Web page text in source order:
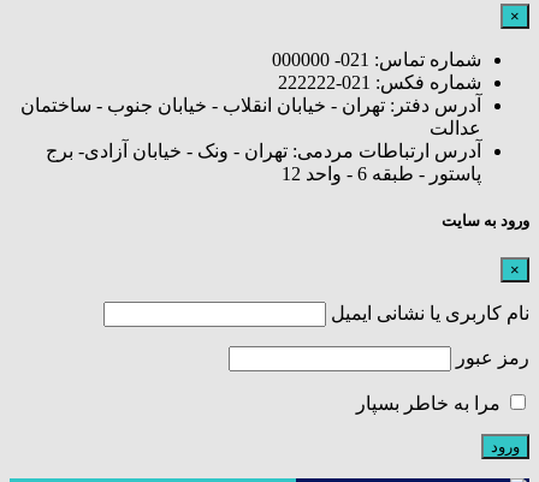
×
شماره تماس: 021- 000000
شماره فکس: 021-222222
آدرس دفتر: تهران - خیابان انقلاب - خیابان جنوب - ساختمان
عدالت
آدرس ارتباطات مردمی: تهران - ونک - خیابان آزادی- برج
پاستور - طبقه 6 - واحد 12
ورود به سایت
×
نام کاربری یا نشانی ایمیل
رمز عبور
مرا به خاطر بسپار